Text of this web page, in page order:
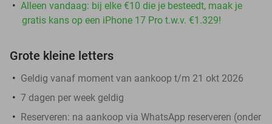
Alleen vandaag: bij elke €10 die je besteedt, maak je
gratis kans op een iPhone 17 Pro t.w.v. €1.329!
Grote kleine letters
Geldig vanaf moment van aankoop t/m 21 okt 2026
7 dagen per week geldig
Reserveren: na aankoop via WhatsApp reserveren (onder